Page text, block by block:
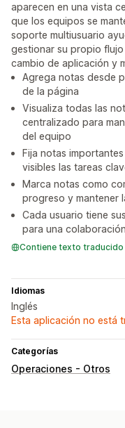
aparecen en una vista
que los equipos se
soporte multiusuario
gestionar su propio
cambio de aplicación y
Agrega notas desde
de la página
Visualiza todas las
centralizado para
del equipo
Fija notas
visibles las tareas
Marca notas como
progreso y mantener
Cada usuario tiene
para una
Contiene texto
Idiomas
Inglés
Esta aplicación no está
Categorías
Operaciones - Otros